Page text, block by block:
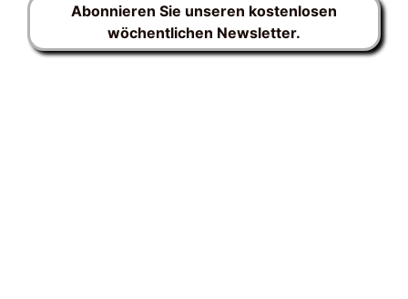
Abonnieren Sie unseren kostenlosen
wöchentlichen Newsletter.